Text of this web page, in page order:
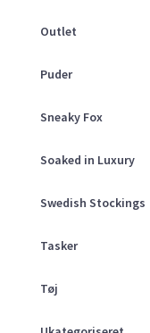
Outlet
Puder
Sneaky Fox
Soaked in Luxury
Swedish Stockings
Tasker
Tøj